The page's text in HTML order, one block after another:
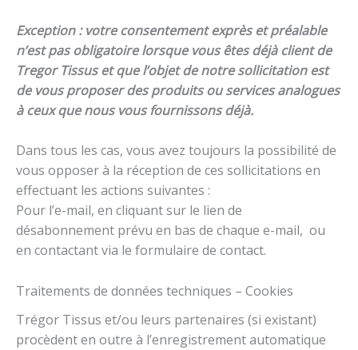
Exception : votre consentement exprès et préalable
n’est pas obligatoire lorsque vous êtes déjà client de
Tregor Tissus et que l’objet de notre sollicitation est
de vous proposer des produits ou services analogues
à ceux que nous vous fournissons déjà.
Dans tous les cas, vous avez toujours la possibilité de
vous opposer à la réception de ces sollicitations en
effectuant les actions suivantes :
Pour l’e-mail, en cliquant sur le lien de
désabonnement prévu en bas de chaque e-mail, ou
en contactant via le formulaire de contact.
Traitements de données techniques – Cookies
Trégor Tissus et/ou leurs partenaires (si existant)
procèdent en outre à l’enregistrement automatique